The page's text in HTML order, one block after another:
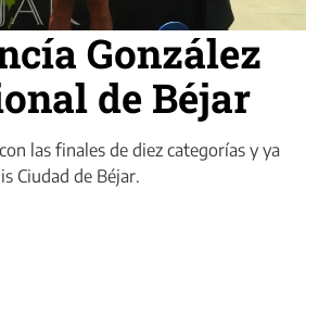
González
de Béjar
las finales de diez categorías y ya
Ciudad de Béjar.